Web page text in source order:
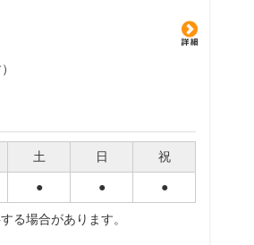
土 日 祝
● ● ●
る場合があります。